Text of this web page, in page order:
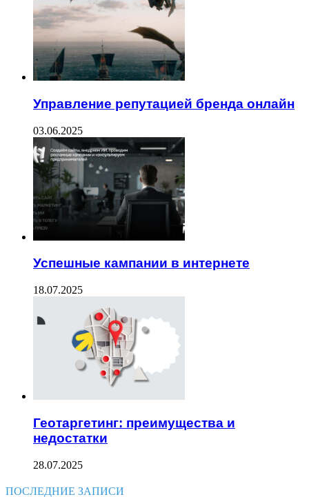
Управление репутацией бренда онлайн
03.06.2025
Успешные кампании в интернете
18.07.2025
Геотаргетинг: преимущества и
недостатки
28.07.2025
ПОСЛЕДНИЕ ЗАПИСИ